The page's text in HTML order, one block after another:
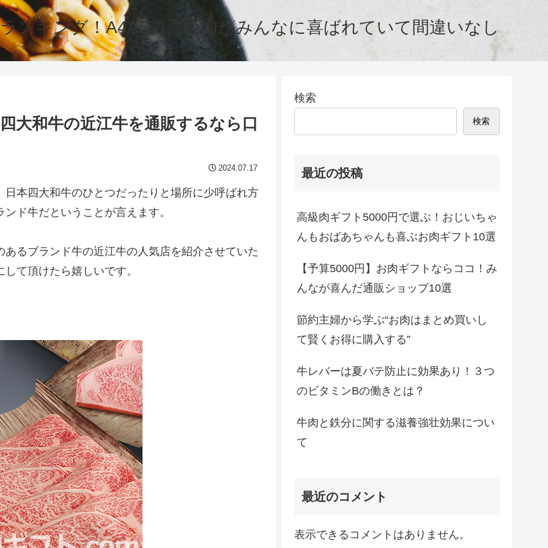
ンキング！A4A5の高級肉がみんなに喜ばれていて間違いなし
大和牛の近江牛を通販するなら口
2024.07.17
本四大和牛のひとつだったりと場所に少呼ばれ方
ド牛だということが言えます。
るブランド牛の近江牛の人気店を紹介させていた
て頂けたら嬉しいです。
検索
検索
最近の投稿
高級肉ギフト5000円で選ぶ！おじいちゃ
んもおばあちゃんも喜ぶお肉ギフト10選
【予算5000円】お肉ギフトならココ！み
んなが喜んだ通販ショップ10選
節約主婦から学ぶ“お肉はまとめ買いし
て賢くお得に購入する”
牛レバーは夏バテ防止に効果あり！３つ
のビタミンBの働きとは？
牛肉と鉄分に関する滋養強壮効果につい
て
最近のコメント
表示できるコメントはありません。